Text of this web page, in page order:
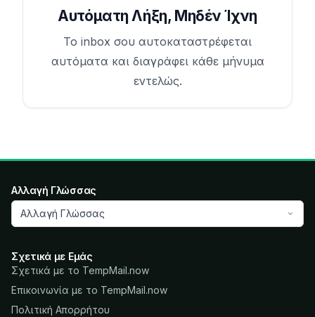
Αυτόματη Λήξη, Μηδέν Ίχνη
Το inbox σου αυτοκαταστρέφεται
αυτόματα και διαγράφει κάθε μήνυμα
εντελώς.
Αλλαγή Γλώσσας
Αλλαγή Γλώσσας
Σχετικά με Εμάς
Σχετικά με το TempMail.now
Επικοινωνία με το TempMail.now
Πολιτική Απορρήτου